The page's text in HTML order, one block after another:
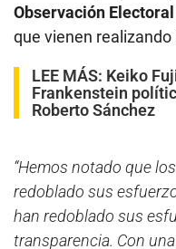
Observación Electoral
que vienen
LEE MÁS: Keiko
Frankenstein
Roberto Sánchez
“Hemos notado que
redoblado sus
han redoblado sus
transparencia. Con